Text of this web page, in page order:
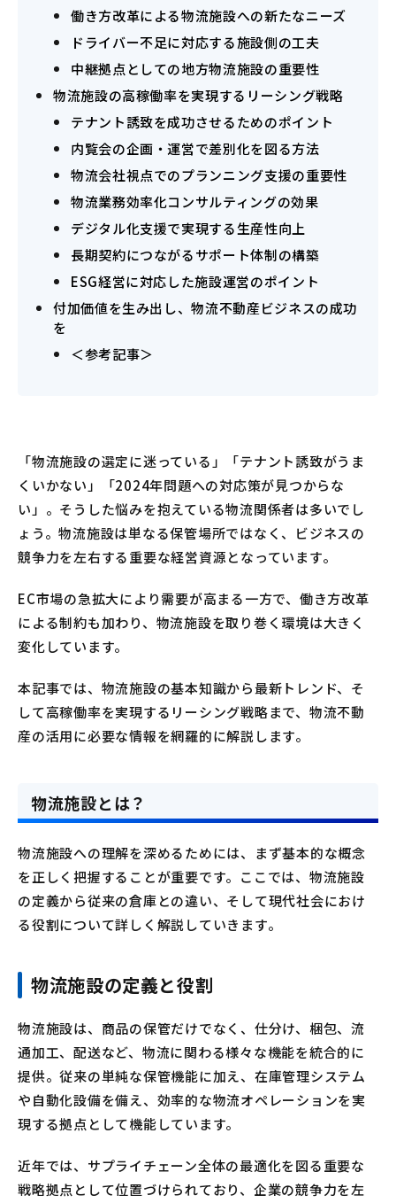
働き方改革による物流施設への新たなニーズ
ドライバー不足に対応する施設側の工夫
中継拠点としての地方物流施設の重要性
物流施設の高稼働率を実現するリーシング戦略
テナント誘致を成功させるためのポイント
内覧会の企画・運営で差別化を図る方法
物流会社視点でのプランニング支援の重要性
物流業務効率化コンサルティングの効果
デジタル化支援で実現する生産性向上
長期契約につながるサポート体制の構築
ESG経営に対応した施設運営のポイント
付加価値を生み出し、物流不動産ビジネスの成功
を
＜参考記事＞
「物流施設の選定に迷っている」「テナント誘致がうま
くいかない」「2024年問題への対応策が見つからな
い」。そうした悩みを抱えている物流関係者は多いでし
ょう。物流施設は単なる保管場所ではなく、ビジネスの
競争力を左右する重要な経営資源となっています。
EC市場の急拡大により需要が高まる一方で、働き方改革
による制約も加わり、物流施設を取り巻く環境は大きく
変化しています。
本記事では、物流施設の基本知識から最新トレンド、そ
して高稼働率を実現するリーシング戦略まで、物流不動
産の活用に必要な情報を網羅的に解説します。
物流施設とは？
物流施設への理解を深めるためには、まず基本的な概念
を正しく把握することが重要です。ここでは、物流施設
の定義から従来の倉庫との違い、そして現代社会におけ
る役割について詳しく解説していきます。
物流施設の定義と役割
物流施設は、商品の保管だけでなく、仕分け、梱包、流
通加工、配送など、物流に関わる様々な機能を統合的に
提供。従来の単純な保管機能に加え、在庫管理システム
や自動化設備を備え、効率的な物流オペレーションを実
現する拠点として機能しています。
近年では、サプライチェーン全体の最適化を図る重要な
戦略拠点として位置づけられており、企業の競争力を左